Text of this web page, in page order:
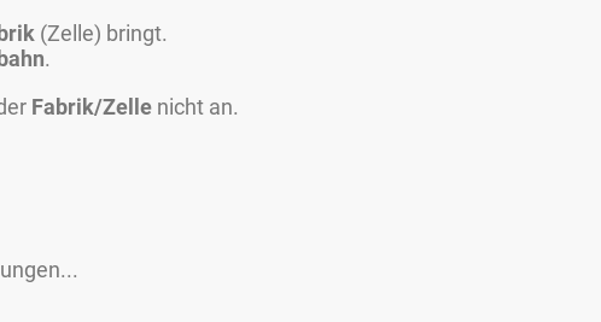
(Zelle) bringt.
.
Fabrik/Zelle nicht an.